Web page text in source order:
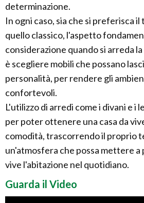
determinazione.
In ogni caso, sia che si preferisca
quello classico, l'aspetto
considerazione quando si arreda
è scegliere mobili che possano
personalità, per rendere gli
confortevoli.
L'utilizzo di arredi come i divani e i
per poter ottenere una casa da
comodità, trascorrendo il proprio
un'atmosfera che possa mettere a
vive l'abitazione nel quotidiano.
Guarda il Video